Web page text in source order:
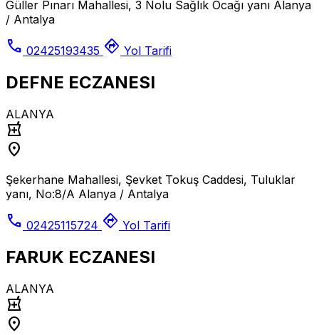
Güller Pınarı Mahallesi, 3 Nolu Sağlık Ocağı yanı Alanya
/ Antalya
call 02425193435 directions Yol Tarifi
DEFNE ECZANESI
ALANYA
local_pharmacy
location_on
Şekerhane Mahallesi, Şevket Tokuş Caddesi, Tuluklar
yanı, No:8/A Alanya / Antalya
call 02425115724 directions Yol Tarifi
FARUK ECZANESI
ALANYA
local_pharmacy
location_on